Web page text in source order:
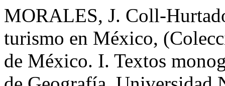
MORALES, J. Coll-
turismo en México,
de México. I. Textos